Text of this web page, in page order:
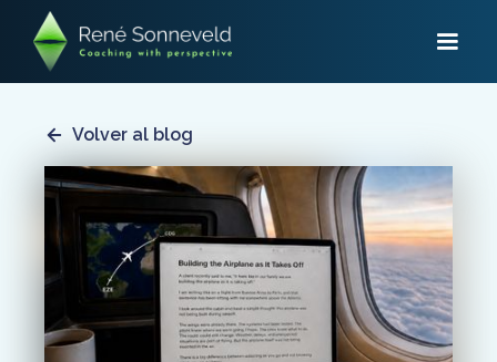
Volver al blog